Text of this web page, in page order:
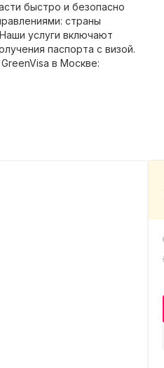
быстро и безопасно
страны
услуги включают
паспорта с визой.
в Москве: